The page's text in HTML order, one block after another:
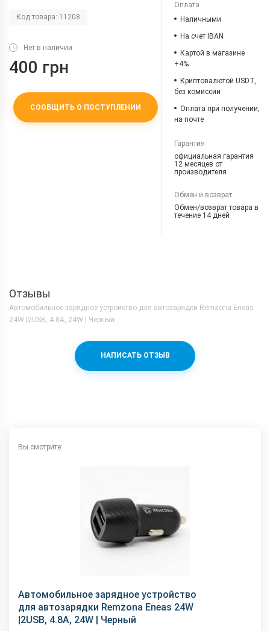
Код товара: 11208
Нет в наличии
400 грн
СООБЩИТЬ О ПОСТУПЛЕНИИ
Оплата
Наличными
На счет IBAN
Картой в магазине
+4%
Криптовалютой USDT,
без комиссии
Оплата при получении,
на почте
Гарантия
официальная гарантия
12 месяцев от
производителя
Обмен и возврат
Обмен/возврат товара в
течение 14 дней
Отзывы
Автомобильное зарядное устройство для автозарядки Remzona Eneas
24W |2USB, 4.8A, 24W | Черный
НАПИСАТЬ ОТЗЫВ
Вы смотрите:
Автомобильное зарядное устройство
для автозарядки Remzona Eneas 24W
|2USB, 4.8A, 24W | Черный